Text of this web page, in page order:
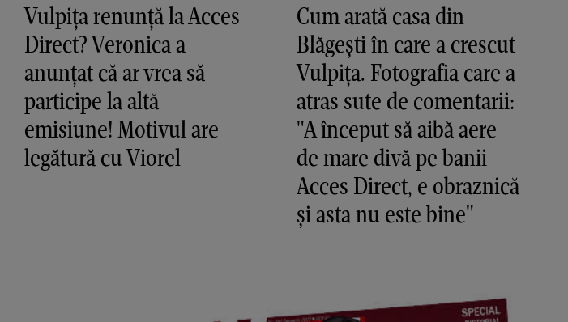
Vulpița renunță la Acces
Direct? Veronica a
anunțat că ar vrea să
participe la altă
emisiune! Motivul are
legătură cu Viorel
Cum arată casa din
Blăgești în care a crescut
Vulpița. Fotografia care a
atras sute de comentarii:
"A început să aibă aere
de mare divă pe banii
Acces Direct, e obraznică
și asta nu este bine"